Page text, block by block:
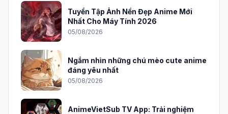
Tuyển Tập Ảnh Nền Đẹp Anime Mới
Nhất Cho Máy Tính 2026
05/08/2026
Ngắm nhìn những chú mèo cute anime
đáng yêu nhất
05/08/2026
AnimeVietSub TV App: Trải nghiệm